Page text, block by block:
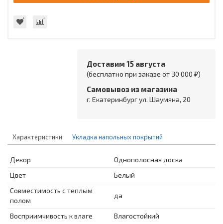
Доставим 15 августа
(бесплатно при заказе от 30 000 ₽)
Самовывоз из магазина
г. Екатеринбург ул. Шаумяна, 20
Характеристики Укладка напольных покрытий
Декор
Однополосная доска
Цвет
Белый
Совместимость с теплым
полом
да
Восприимчивость к влаге
Влагостойкий